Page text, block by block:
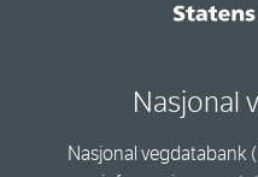
Nasjonal
Nasjonal vegdatabank